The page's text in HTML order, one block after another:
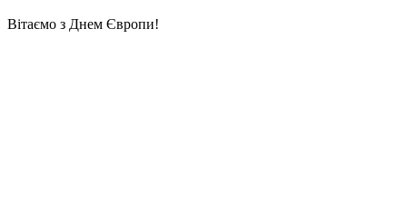
Вітаємо з Днем Європи!